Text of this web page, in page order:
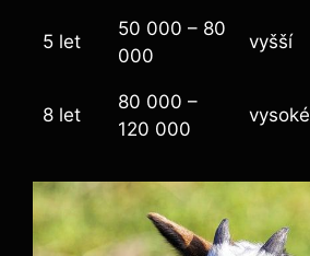
5 let
50 000 – 80
000
vyšší
8 let
80 000 –
120 000
vysoké